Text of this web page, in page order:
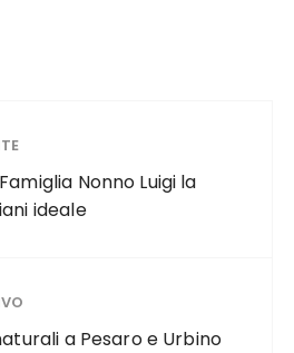
Nonno Luigi la
ideale
a Pesaro e Urbino